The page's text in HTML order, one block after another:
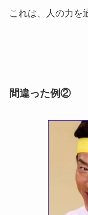
これは、人の力を
間違った例②